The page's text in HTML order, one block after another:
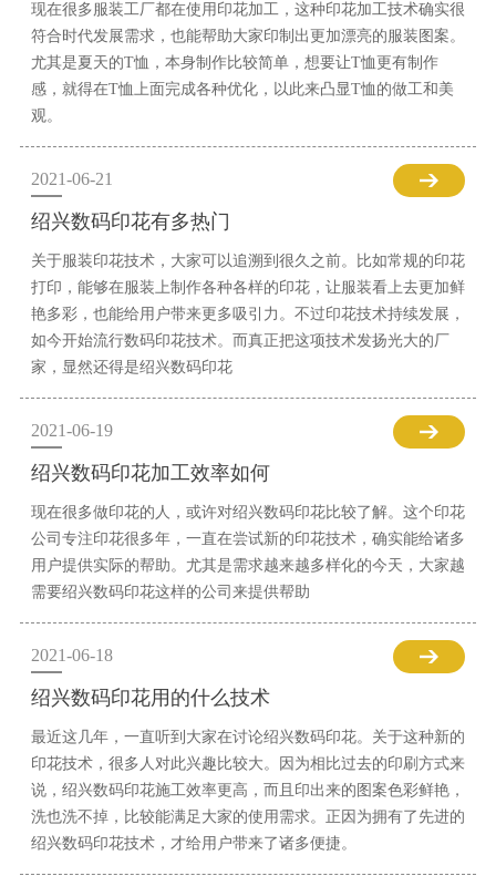
现在很多服装工厂都在使用印花加工，这种印花加工技术确实很
符合时代发展需求，也能帮助大家印制出更加漂亮的服装图案。
尤其是夏天的T恤，本身制作比较简单，想要让T恤更有制作
感，就得在T恤上面完成各种优化，以此来凸显T恤的做工和美
观。
2021-06-21
绍兴数码印花有多热门
关于服装印花技术，大家可以追溯到很久之前。比如常规的印花
打印，能够在服装上制作各种各样的印花，让服装看上去更加鲜
艳多彩，也能给用户带来更多吸引力。不过印花技术持续发展，
如今开始流行数码印花技术。而真正把这项技术发扬光大的厂
家，显然还得是绍兴数码印花
2021-06-19
绍兴数码印花加工效率如何
现在很多做印花的人，或许对绍兴数码印花比较了解。这个印花
公司专注印花很多年，一直在尝试新的印花技术，确实能给诸多
用户提供实际的帮助。尤其是需求越来越多样化的今天，大家越
需要绍兴数码印花这样的公司来提供帮助
2021-06-18
绍兴数码印花用的什么技术
最近这几年，一直听到大家在讨论绍兴数码印花。关于这种新的
印花技术，很多人对此兴趣比较大。因为相比过去的印刷方式来
说，绍兴数码印花施工效率更高，而且印出来的图案色彩鲜艳，
洗也洗不掉，比较能满足大家的使用需求。正因为拥有了先进的
绍兴数码印花技术，才给用户带来了诸多便捷。